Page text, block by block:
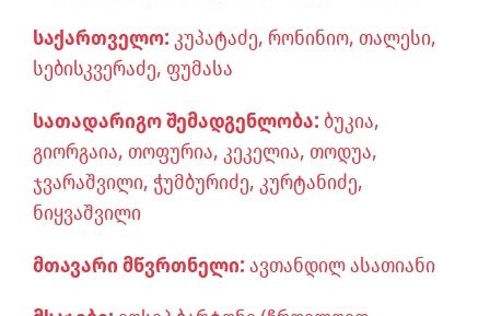
საქართველო: კუპატაძე, რონინიო, თალესი,
სებისკვერაძე, ფუმასა
სათადარიგო შემადგენლობა: ბუკია,
გიორგაია, თოფურია, კეკელია, თოდუა,
ჯვარაშვილი, ჭუმბურიძე, კურტანიძე,
ნიყვაშვილი
მთავარი მწვრთნელი: ავთანდილ ასათიანი